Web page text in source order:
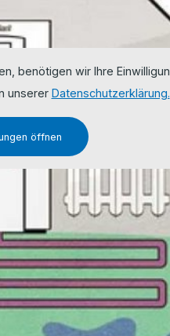
benötigen wir Ihre
unserer Datenschutzerklärung.
öffnen